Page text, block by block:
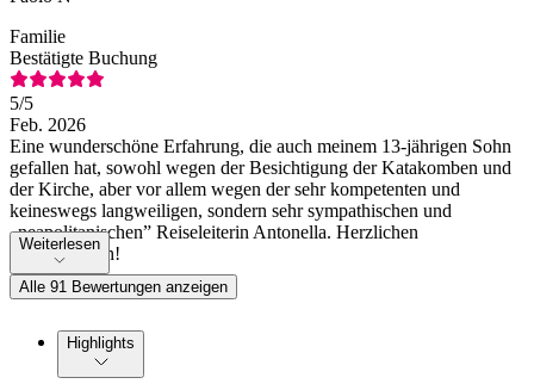
Familie
Bestätigte Buchung
5/5
Feb. 2026
Eine wunderschöne Erfahrung, die auch meinem 13-jährigen Sohn
gefallen hat, sowohl wegen der Besichtigung der Katakomben und
der Kirche, aber vor allem wegen der sehr kompetenten und
keineswegs langweiligen, sondern sehr sympathischen und
„neapolitanischen” Reiseleiterin Antonella. Herzlichen
Glückwunsch!
Weiterlesen
Alle 91 Bewertungen anzeigen
Highlights